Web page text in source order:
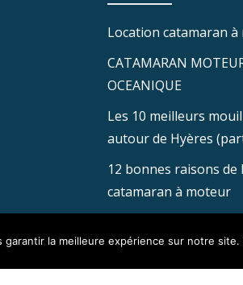
Location catamaran
CATAMARAN
OCEANIQUE
Les 10 meilleurs
autour de Hyères
12 bonnes raisons de
catamaran à moteur
la meilleure expérience sur notre